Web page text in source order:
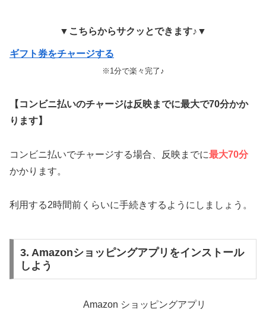
▼こちらからサクッとできます♪▼
ギフト券をチャージする
※1分で楽々完了♪
【コンビニ払いのチャージは反映までに最大で70分かか
ります】
コンビニ払いでチャージする場合、反映までに最大70分
かかります。
利用する2時間前くらいに手続きするようにしましょう。
3. Amazonショッピングアプリをインストール
しよう
Amazon ショッピングアプリ